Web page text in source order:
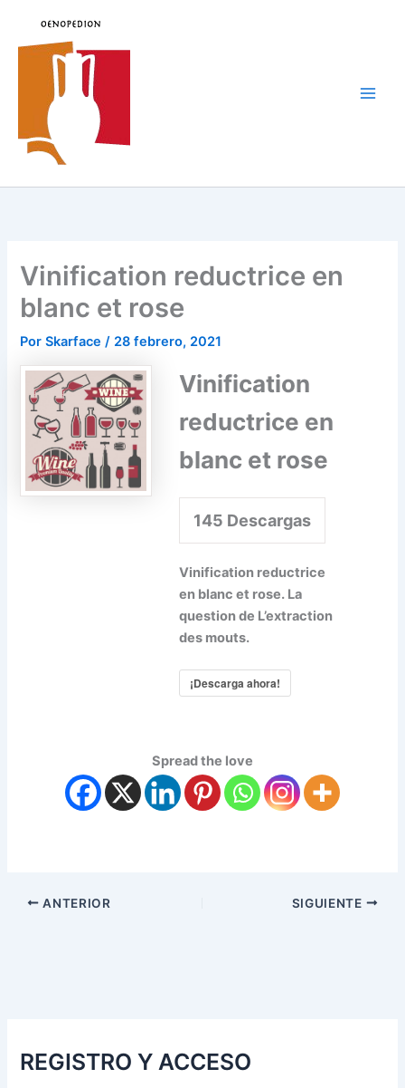
contenido
Vinification reductrice en
blanc et rose
PorSkarface/ 28 febrero, 2021
Vinification
reductrice en
blanc et rose
145 Descargas
Vinification reductrice
en blanc et rose. La
question de L’extraction
des mouts.
¡Descarga ahora!
Spread the love
ANTERIOR SIGUIENTE
REGISTRO Y ACCESO